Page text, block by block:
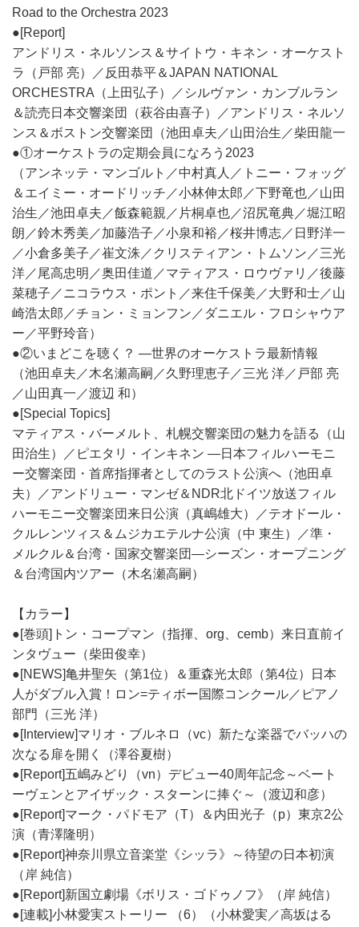
Road to the Orchestra 2023
●[Report]
アンドリス・ネルソンス＆サイトウ・キネン・オーケスト
ラ（戸部 亮）／反田恭平＆JAPAN NATIONAL
ORCHESTRA（上田弘子）／シルヴァン・カンブルラン
＆読売日本交響楽団（萩谷由喜子）／アンドリス・ネルソ
ンス＆ボストン交響楽団（池田卓夫／山田治生／柴田龍一
●①オーケストラの定期会員になろう2023
（アンネッテ・マンゴルト／中村真人／トニー・フォッグ
＆エイミー・オードリッチ／小林伸太郎／下野竜也／山田
治生／池田卓夫／飯森範親／片桐卓也／沼尻竜典／堀江昭
朗／鈴木秀美／加藤浩子／小泉和裕／桜井博志／日野洋一
／小倉多美子／崔文洙／クリスティアン・トムソン／三光
洋／尾高忠明／奥田佳道／マティアス・ロウヴァリ／後藤
菜穂子／ニコラウス・ポント／来住千保美／大野和士／山
崎浩太郎／チョン・ミョンフン／ダニエル・フロシャウア
ー／平野玲音）
●②いまどこを聴く？ ―世界のオーケストラ最新情報
（池田卓夫／木名瀬高嗣／久野理恵子／三光 洋／戸部 亮
／山田真一／渡辺 和）
●[Special Topics]
マティアス・バーメルト、札幌交響楽団の魅力を語る（山
田治生）／ピエタリ・インキネン ―日本フィルハーモニ
ー交響楽団・首席指揮者としてのラスト公演へ（池田卓
夫）／アンドリュー・マンゼ＆NDR北ドイツ放送フィル
ハーモニー交響楽団来日公演（真嶋雄大）／テオドール・
クルレンツィス＆ムジカエテルナ公演（中 東生）／準・
メルクル＆台湾・国家交響楽団―シーズン・オープニング
＆台湾国内ツアー（木名瀬高嗣）
【カラー】
●[巻頭]トン・コープマン（指揮、org、cemb）来日直前イ
ンタヴュー（柴田俊幸）
●[NEWS]亀井聖矢（第1位）＆重森光太郎（第4位）日本
人がダブル入賞！ロン=ティボー国際コンクール／ピアノ
部門（三光 洋）
●[Interview]マリオ・ブルネロ（vc）新たな楽器でバッハの
次なる扉を開く（澤谷夏樹）
●[Report]五嶋みどり（vn）デビュー40周年記念～ベート
ーヴェンとアイザック・スターンに捧ぐ～（渡辺和彦）
●[Report]マーク・パドモア（T）＆内田光子（p）東京2公
演（青澤隆明）
●[Report]神奈川県立音楽堂《シッラ》～待望の日本初演
（岸 純信）
●[Report]新国立劇場《ボリス・ゴドゥノフ》（岸 純信）
●[連載]小林愛実ストーリー （6）（小林愛実／高坂はる